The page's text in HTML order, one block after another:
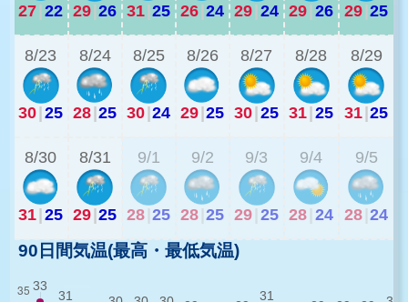
27|22 29|26 31|25 26|24 29|24 29|26 29|25
8/23
30|25
8/24
28|25
8/25
30|24
8/26
29|25
8/27
30|25
8/28
31|25
8/29
31|25
8/30
31|25
8/31
29|25
9/1
28 25
9/2
28 25
9/3
29 25
9/4
28 24
9/5
28 24
90日間気温(最高・最低気温)